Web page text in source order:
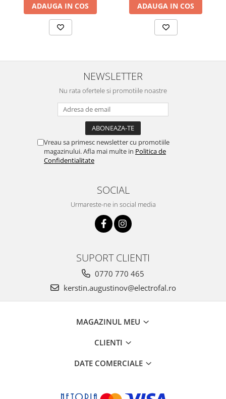
ADAUGA IN COS ADAUGA IN COS
NEWSLETTER
Nu rata ofertele si promotiile noastre
Vreau sa primesc newsletter cu promotiile
magazinului. Afla mai multe in Politica de
Confidentialitate
SOCIAL
Urmareste-ne in social media
SUPORT CLIENTI
0770 770 465
kerstin.augustinov@electrofal.ro
MAGAZINUL MEU
CLIENTI
DATE COMERCIALE